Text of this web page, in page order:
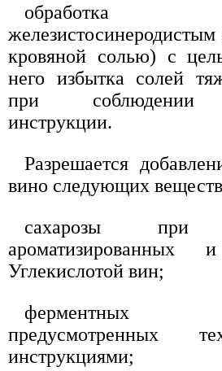
кровяной солью) с
него избытка солей
при соблюдении
инструкции.
Разрешается
вино следующих
сахарозы при
ароматизированных
Углекислотой вин;
ферментных
предусмотренных
инструкциями;